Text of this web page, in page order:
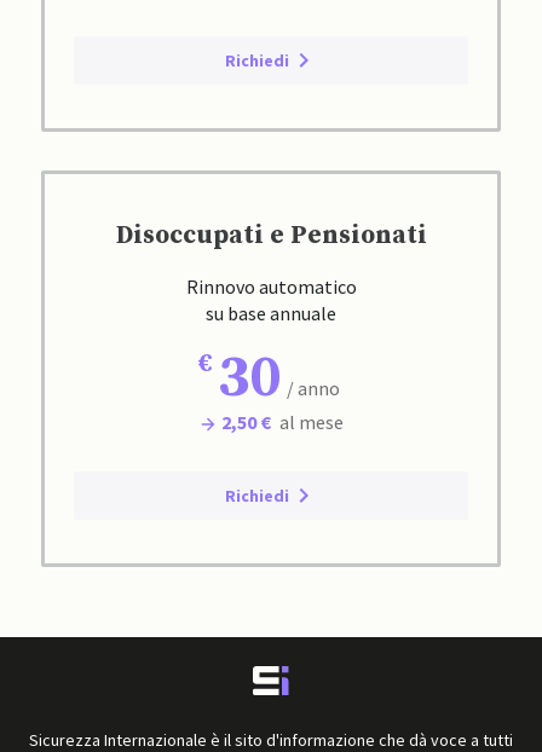
Richiedi
Disoccupati e Pensionati
Rinnovo automatico
su base annuale
30 / anno
2,50 € al mese
Richiedi
Sicurezza Internazionale è il sito d'informazione che dà voce a tutti